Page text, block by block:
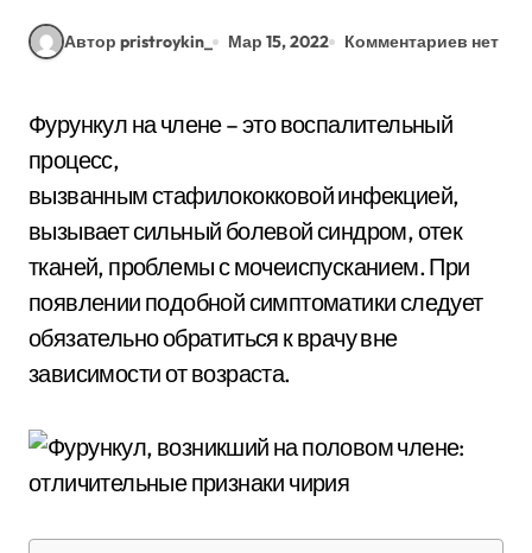
Автор pristroykin_ Мар 15, 2022 Комментариев нет
Фурункул на члене – это воспалительный
процесс,
вызванным стафилококковой инфекцией,
вызывает сильный болевой синдром, отек
тканей, проблемы с мочеиспусканием. При
появлении подобной симптоматики следует
обязательно обратиться к врачу вне
зависимости от возраста.